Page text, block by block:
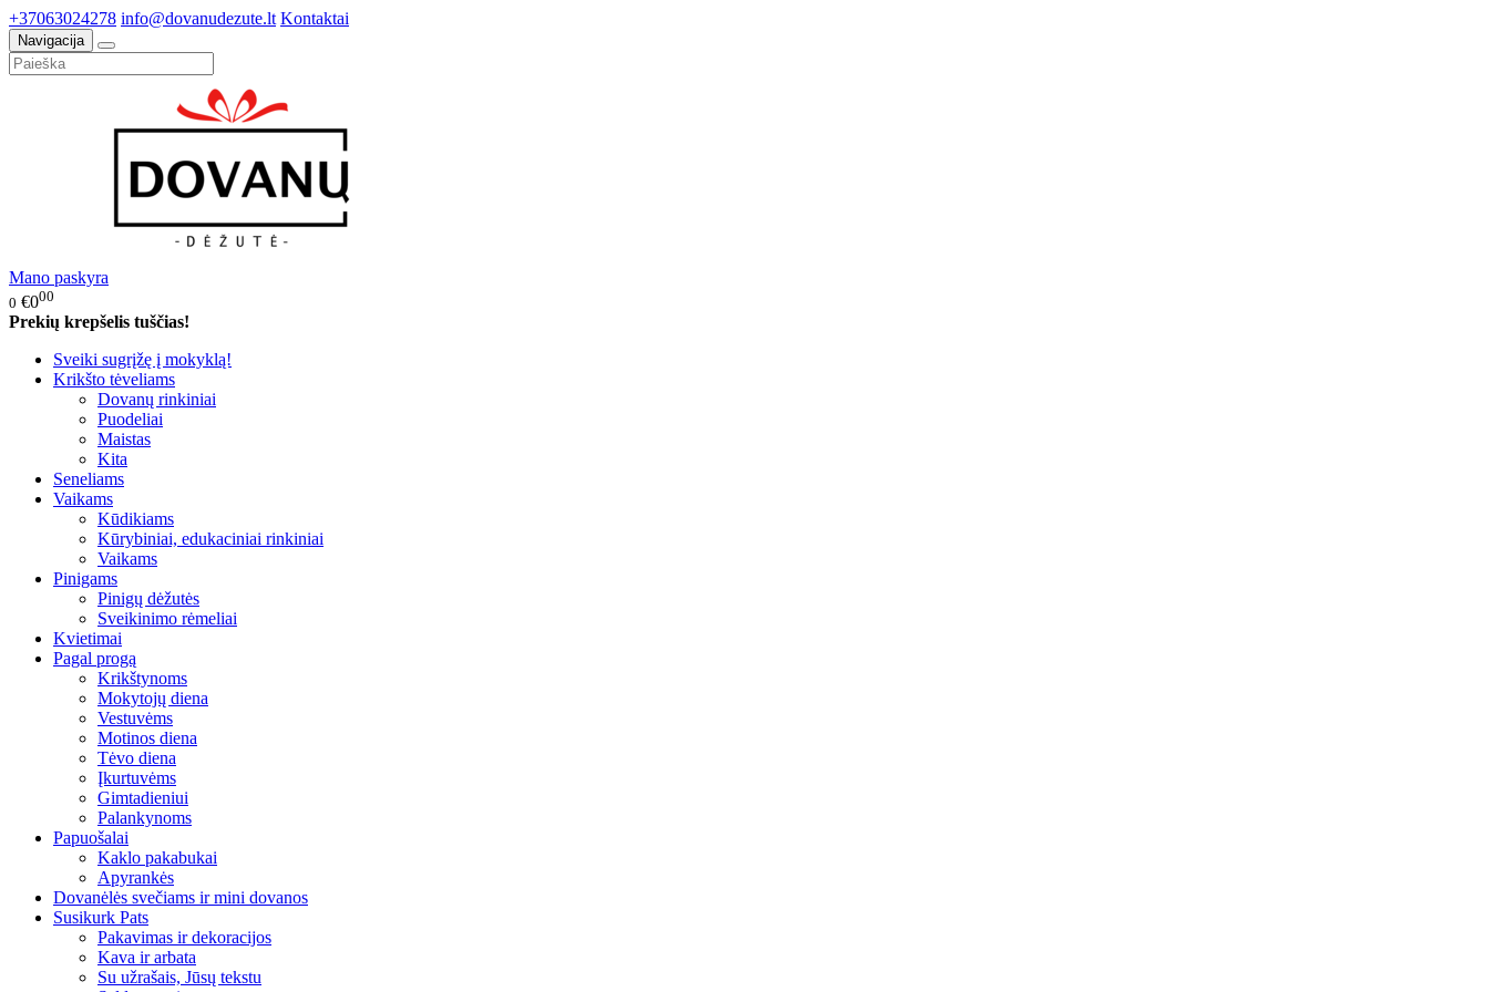
+37063024278 info@dovanudezute.lt Kontaktai
Navigacija
Mano paskyra
0 €000
Prekių krepšelis tuščias!
Sveiki sugrįžę į mokyklą!
Krikšto tėveliams
Dovanų rinkiniai
Puodeliai
Maistas
Kita
Seneliams
Vaikams
Kūdikiams
Kūrybiniai, edukaciniai rinkiniai
Vaikams
Pinigams
Pinigų dėžutės
Sveikinimo rėmeliai
Kvietimai
Pagal progą
Krikštynoms
Mokytojų diena
Vestuvėms
Motinos diena
Tėvo diena
Įkurtuvėms
Gimtadieniui
Palankynoms
Papuošalai
Kaklo pakabukai
Apyrankės
Dovanėlės svečiams ir mini dovanos
Susikurk Pats
Pakavimas ir dekoracijos
Kava ir arbata
Su užrašais, Jūsų tekstu